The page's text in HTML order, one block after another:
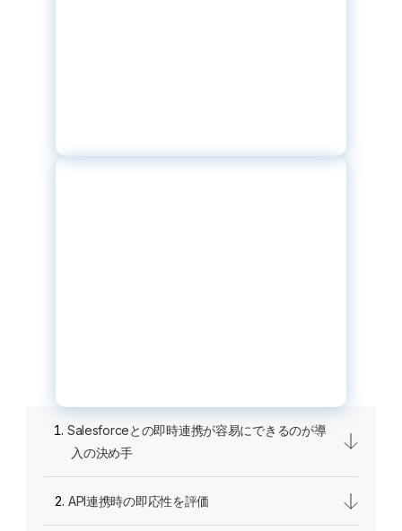
Salesforceとの即時連携が容易にできるのが導
入の決め手
API連携時の即応性を評価